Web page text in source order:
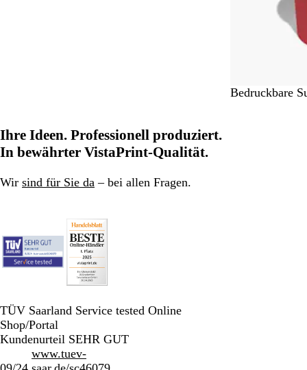
W
Bedruckbare
Ihre Ideen. Professionell produziert.
In bewährter VistaPrint-Qualität.
Wir sind für Sie da – bei allen Fragen.
TÜV Saarland Service tested Online
Shop/Portal
Kundenurteil SEHR GUT
www.tuev-